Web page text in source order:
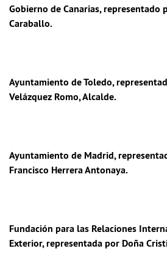
Gobierno de Canarias, representado
Caraballo.
Ayuntamiento de Toledo,
Velázquez Romo, Alcalde.
Ayuntamiento de Madrid,
Francisco Herrera Antonaya.
Fundación para las Relaciones
Exterior, representada por Doña